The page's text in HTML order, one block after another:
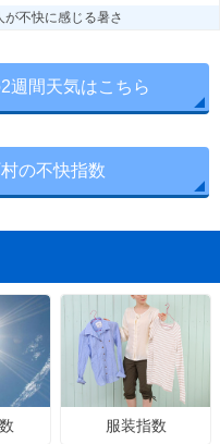
が不快に感じる暑さ
週間天気はこちら
の不快指数
服装指数